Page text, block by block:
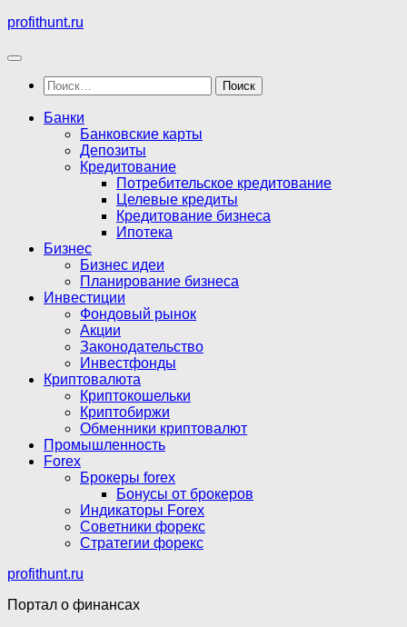
Перейти
содержимому
profithunt.ru
Найти:
Банки
Банковские карты
Депозиты
Кредитование
Потребительское кредитование
Целевые кредиты
Кредитование бизнеса
Ипотека
Бизнес
Бизнес идеи
Планирование бизнеса
Инвестиции
Фондовый рынок
Акции
Законодательство
Инвестфонды
Криптовалюта
Криптокошельки
Криптобиржи
Обменники криптовалют
Промышленность
Forex
Брокеры forex
Бонусы от брокеров
Индикаторы Forex
Советники форекс
Стратегии форекс
profithunt.ru
Портал о финансах